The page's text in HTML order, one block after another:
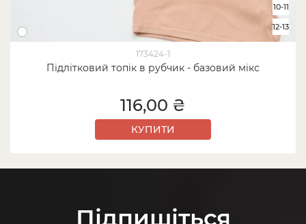
173424-1
Підлітковий топік в рубчик - базовий мікс
10-11
12-13
116,00 ₴
КУПИТИ
Підпишіться